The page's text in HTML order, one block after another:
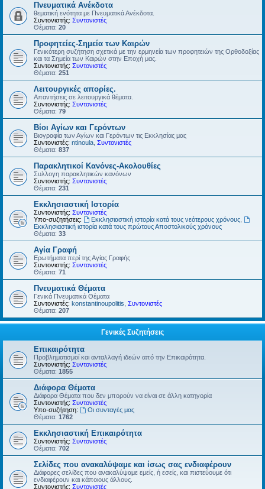
Πνευματικά Ανέκδοτα
θεματική ενότητα με Πνευματικά Ανέκδοτα.
Συντονιστής: Συντονιστές
Θέματα: 20
Προφητείες-Σημεία των Καιρών
Γενικότερη συζήτηση σχετικά με την ερμηνεία των προφητειών της Ορθοδοξίας
και τα Σημεία των Καιρών στην Εποχή μας.
Συντονιστής: Συντονιστές
Θέματα: 251
Λειτουργικές απορίες.
Απαντήσεις σε λειτουργικά θέματα.
Συντονιστής: Συντονιστές
Θέματα: 79
Βίοι Αγίων και Γερόντων
Βιογραφία των Αγίων και Γερόντων τις Εκκλησίας μας
Συντονιστές: ntinoula Συντονιστές
Θέματα: 837
Παρακλητικοί Κανόνες-Ακολουθίες
Συλλογη παρακλητικών κανόνων
Συντονιστής: Συντονιστές
Θέματα: 231
Εκκλησιαστική Ιστορία
Συντονιστής: Συντονιστές
Υπο-συζητήσεις:
Εκκλησιαστική ιστορία κατά τους νεότερους χρόνους,
Εκκλησιαστική ιστορία κατά τους πρώτους Αποστολικούς χρόνους
Θέματα: 33
Αγία Γραφή
Ερωτήματα περί της Αγίας Γραφής
Συντονιστής: Συντονιστές
Θέματα: 71
Πνευματικά Θέματα
Γενικά Πνευματικά Θέματα
Συντονιστές: konstantinoupolitis Συντονιστές
Θέματα: 207
Γενικές Συζητήσεις
Επικαιρότητα
Προβληματισμοί και ανταλλαγή ιδεών από την Επικαιρότητα.
Συντονιστής: Συντονιστές
Θέματα: 1855
Διάφορα Θέματα
Διάφορα Θέματα που δεν μπορούν να είναι σε άλλη κατηγορία
Συντονιστής: Συντονιστές
Υπο-συζήτηση:
Οι συνταγές μας
Θέματα: 1762
Εκκλησιαστική Επικαιρότητα
Συντονιστής: Συντονιστές
Θέματα: 702
Σελίδες που ανακαλύψαμε και ίσως σας ενδιαφέρουν
Διάφορες σελίδες που ανακαλύψαμε εμείς, ή εσείς, και πιστεύουμε ότι
ενδιαφέρουν και κάποιους άλλους.
Συντονιστής: Συντονιστές